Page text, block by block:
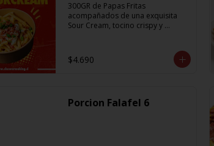
300GR de Papas Fritas
acompañados de una exquisita
Sour Cream, tocino crispy y
$4.690
Porcion Falafel 6